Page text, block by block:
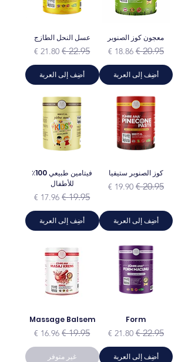
معجون كوز الصنوبر
سعر عادي‏20.95 € سعر البيع‏18.86 €
أضِف إلى العربة
عسل النحل الطازج
سعر عادي‏22.95 € سعر البيع
أضِف إلى العربة
كوز الصنوبر ستيفيا
سعر عادي‏20.95 € سعر البيع‏19.90 €
أضِف إلى العربة
فيتامين طبيعي 100٪
للأطفال
سعر عادي‏19.95 € سعر البيع
أضِف إلى العربة
Form
سعر عادي‏22.95 € سعر البيع‏21.80 €
أضِف إلى العربة
Massage Balsem
سعر عادي‏19.95 € سعر البيع
غير متوفر